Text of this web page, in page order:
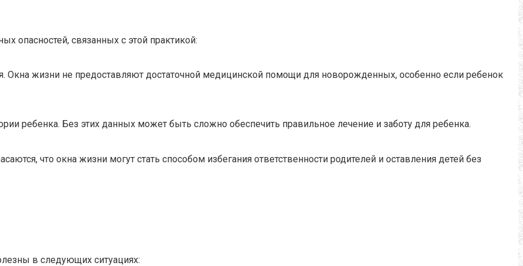
опасностей, связанных с этой практикой:
Окна жизни не предоставляют достаточной медицинской помощи для новорожденных, особенно если ребенок
ребенка. Без этих данных может быть сложно обеспечить правильное лечение и заботу для ребенка.
что окна жизни могут стать способом избегания ответственности родителей и оставления детей без
в следующих ситуациях: